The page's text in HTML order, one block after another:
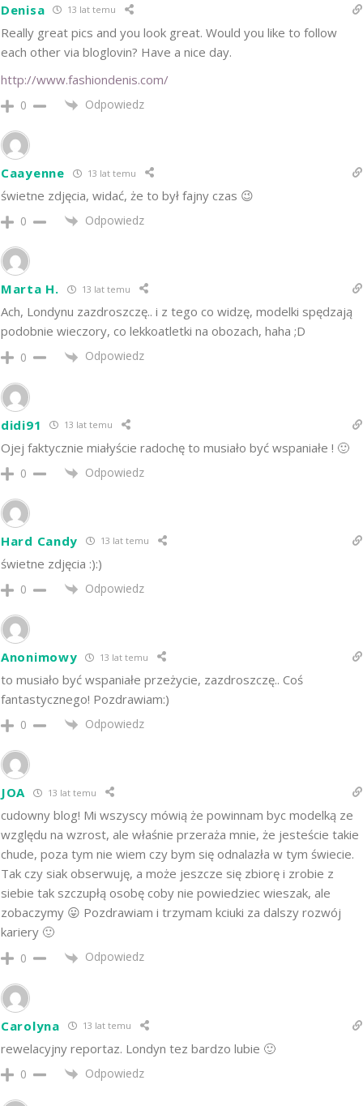
Denisa 13 lat temu
Really great pics and you look great. Would you like to follow
each other via bloglovin? Have a nice day.
http://www.fashiondenis.com/
0 Odpowiedz
Caayenne 13 lat temu
świetne zdjęcia, widać, że to był fajny czas 😉
0 Odpowiedz
Marta H. 13 lat temu
Ach, Londynu zazdroszczę.. i z tego co widzę, modelki spędzają
podobnie wieczory, co lekkoatletki na obozach, haha ;D
0 Odpowiedz
didi91 13 lat temu
Ojej faktycznie miałyście radochę to musiało być wspaniałe ! 🙂
0 Odpowiedz
Hard Candy 13 lat temu
świetne zdjęcia :):)
0 Odpowiedz
Anonimowy 13 lat temu
to musiało być wspaniałe przeżycie, zazdroszczę.. Coś
fantastycznego! Pozdrawiam:)
0 Odpowiedz
JOA 13 lat temu
cudowny blog! Mi wszyscy mówią że powinnam byc modelką ze
względu na wzrost, ale właśnie przeraża mnie, że jesteście takie
chude, poza tym nie wiem czy bym się odnalazła w tym świecie.
Tak czy siak obserwuję, a może jeszcze się zbiorę i zrobie z
siebie tak szczupłą osobę coby nie powiedziec wieszak, ale
zobaczymy 😛 Pozdrawiam i trzymam kciuki za dalszy rozwój
kariery 🙂
0 Odpowiedz
Carolyna 13 lat temu
rewelacyjny reportaz. Londyn tez bardzo lubie 🙂
0 Odpowiedz